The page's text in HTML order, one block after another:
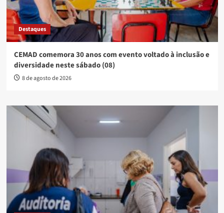
Destaques
CEMAD comemora 30 anos com evento voltado à inclusão e
diversidade neste sábado (08)
8 de agosto de 2026